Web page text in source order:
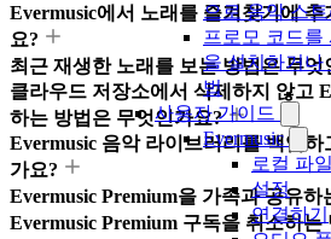
으로 음악 스
프로모 코드를
을 설치하거나
법
사용자 가이드
Evermusic
로컬 파일
설정
연결하기
Evermusic에서 노래를 즐겨찾기에
요?
최근 재생한 노래를 보는 방법은 무엇
클라우드 저장소에서 삭제하지 않고
하는 방법은 무엇인가요?
Evermusic 음악 라이브러리를 백업
가요?
Evermusic Premium을 가족과 공유하
Evermusic Premium 구독을 취소하는